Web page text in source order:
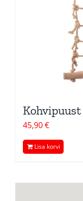
45,90€
Lisa korvi